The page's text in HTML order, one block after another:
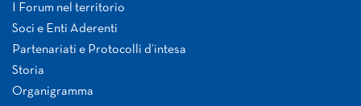
I Forum nel territorio
Soci e Enti Aderenti
Partenariati e Protocolli d’intesa
Storia
Organigramma